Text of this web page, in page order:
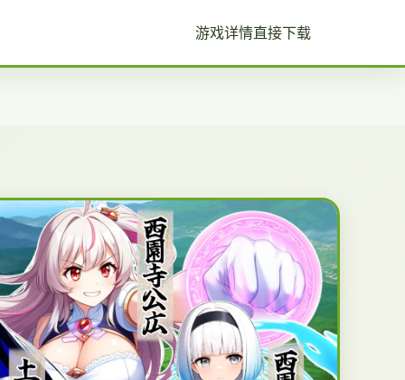
游戏详情直接下载